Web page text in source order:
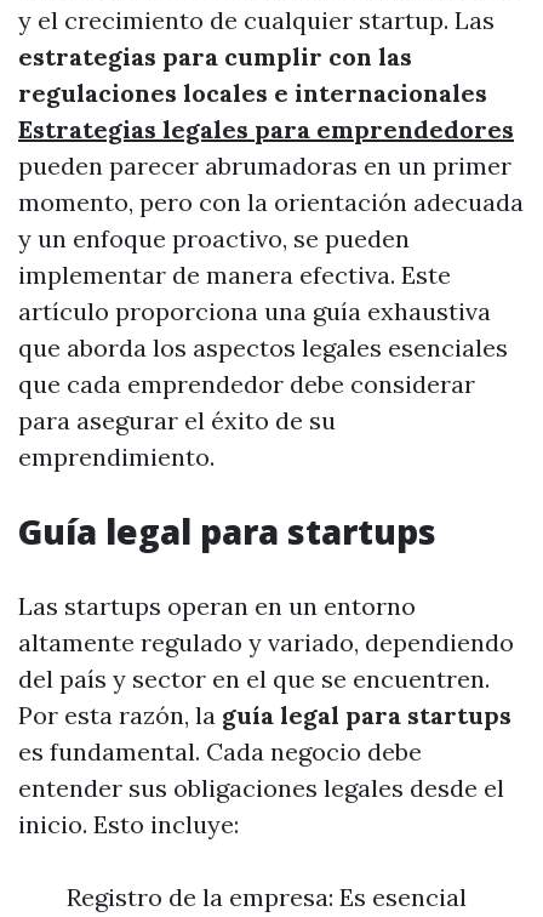
y el crecimiento de cualquier startup. Las
estrategias para cumplir con las
regulaciones locales e internacionales
Estrategias legales para emprendedores
pueden parecer abrumadoras en un primer
momento, pero con la orientación adecuada
y un enfoque proactivo, se pueden
implementar de manera efectiva. Este
artículo proporciona una guía exhaustiva
que aborda los aspectos legales esenciales
que cada emprendedor debe considerar
para asegurar el éxito de su
emprendimiento.
Guía legal para startups
Las startups operan en un entorno
altamente regulado y variado, dependiendo
del país y sector en el que se encuentren.
Por esta razón, la guía legal para startups
es fundamental. Cada negocio debe
entender sus obligaciones legales desde el
inicio. Esto incluye:
Registro de la empresa: Es esencial